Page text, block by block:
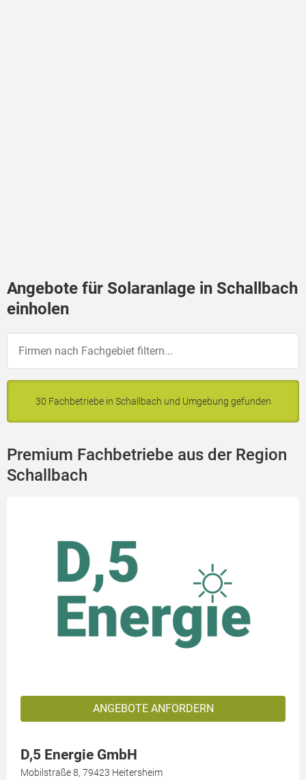
Angebote für Solaranlage in Schallbach
einholen
30 Fachbetriebe in Schallbach und Umgebung gefunden
Premium Fachbetriebe aus der Region
Schallbach
ANGEBOTE ANFORDERN
D,5 Energie GmbH
Mobilstraße 8, 79423 Heitersheim